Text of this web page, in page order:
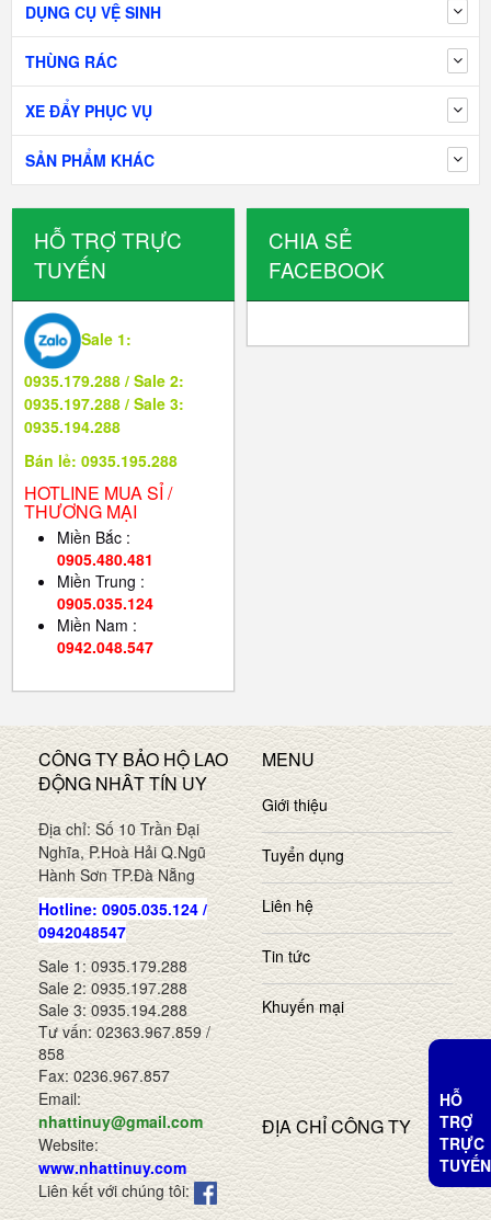
DỤNG CỤ VỆ SINH
THÙNG RÁC
XE ĐẨY PHỤC VỤ
SẢN PHẨM KHÁC
HỖ TRỢ TRỰC
TUYẾN
Sale 1:
0935.179.288 / Sale 2:
0935.197.288 / Sale 3:
0935.194.288
Bán lẻ: 0935.195.288
HOTLINE MUA SỈ /
THƯƠNG MẠI
Miền Bắc :
0905.480.481
Miền Trung :
0905.035.124
Miền Nam :
0942.048.547
CHIA SẺ
FACEBOOK
CÔNG TY BẢO HỘ LAO
ĐỘNG NHÂT TÍN UY
Địa chỉ: Số 10 Trần Đại
Nghĩa, P.Hoà Hải Q.Ngũ
Hành Sơn TP.Đà Nẵng
Hotline: 0905.035.124 /
0942048547
Sale 1: 0935.179.288
Sale 2: 0935.197.288
Sale 3: 0935.194.288
Tư vấn: 02363.967.859 /
858
Fax: 0236.967.857
Email:
nhattinuy@gmail.com
Website:
www.nhattinuy.com
Liên kết với chúng tôi:
MENU
Giới thiệu
Tuyển dụng
Liên hệ
Tin tức
Khuyến mại
ĐỊA CHỈ CÔNG TY
HỖ
TRỢ
TRỰC
TUYẾN